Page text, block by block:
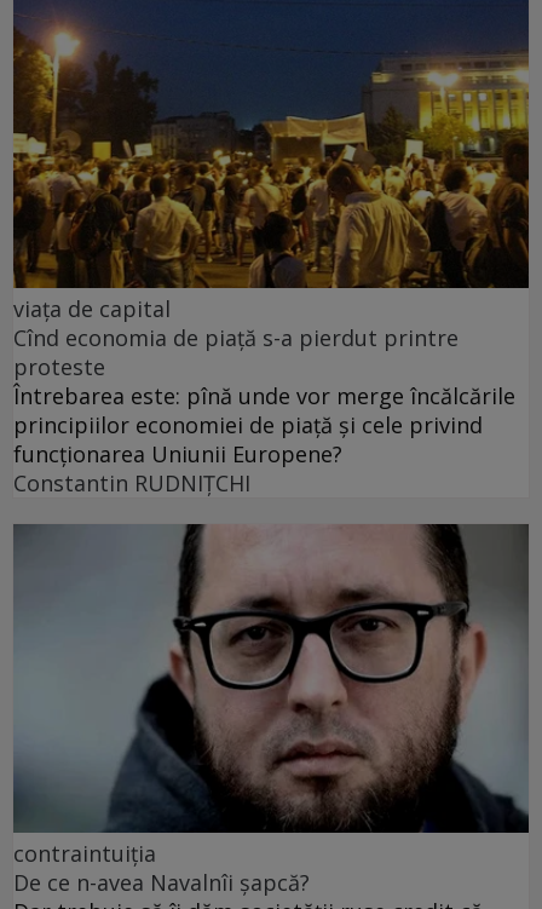
viața de capital
Cînd economia de piață s-a pierdut printre
proteste
Întrebarea este: pînă unde vor merge încălcările
principiilor economiei de piață și cele privind
funcționarea Uniunii Europene?
Constantin RUDNIŢCHI
contraintuiția
De ce n-avea Navalnîi șapcă?